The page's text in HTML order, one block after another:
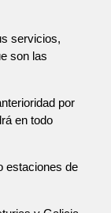
servicios,
son las
por
en todo
estaciones de